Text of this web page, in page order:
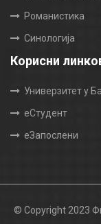
Романистика
Синологија
Корисни
Универзитет у
еСтудент
еЗапослени
© Copyright 2023